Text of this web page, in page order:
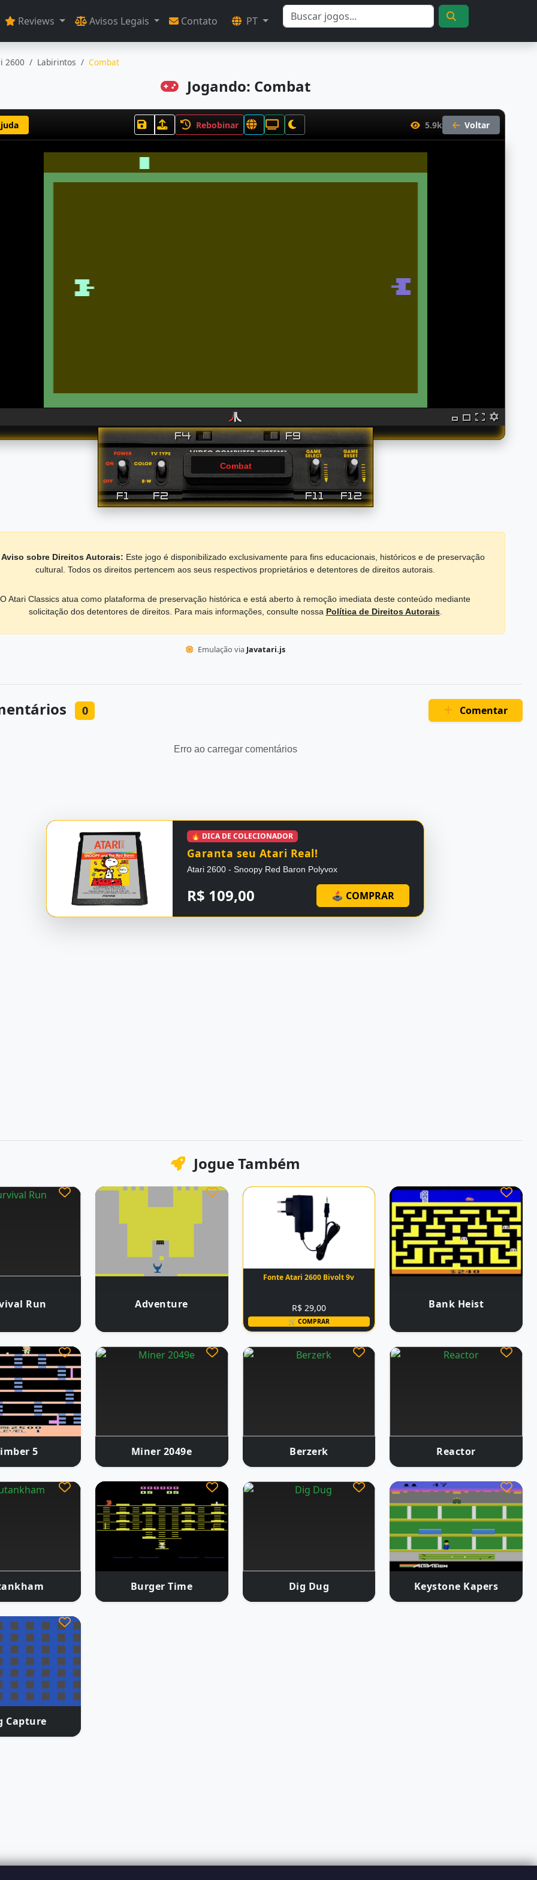
Reviews Avisos Legais Contato PT
2600 Labirintos Combat
Jogando: Combat
Rebobinar 5.9k Voltar
Combat
Aviso sobre Direitos Autorais: Este jogo é disponibilizado exclusivamente para fins educacionais, históricos e de preservação
cultural. Todos os direitos pertencem aos seus respectivos proprietários e detentores de direitos autorais.
O Atari Classics atua como plataforma de preservação histórica e está aberto à remoção imediata deste conteúdo mediante
solicitação dos detentores de direitos. Para mais informações, consulte nossa Política de Direitos Autorais.
Emulação via Javatari.js
0 Comentar
Erro ao carregar comentários
🔥 DICA DE COLECIONADOR
Garanta seu Atari Real!
Atari 2600 - Snoopy Red Baron Polyvox
R$ 109,00 🕹 COMPRAR
Jogue Também
Run Adventure
Fonte Atari 2600 Bivolt 9v
R$ 29,00
🛒 COMPRAR
Bank Heist
5 Miner 2049e Berzerk Reactor
Burger Time Dig Dug Keystone Kapers
Capture